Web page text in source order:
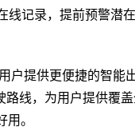
记录，提前预警潜
户提供更便捷的智能
线，为用户提供覆
。